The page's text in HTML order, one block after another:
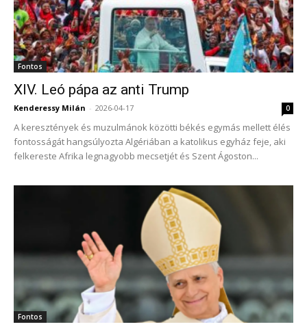
Fontos
XIV. Leó pápa az anti Trump
Kenderessy Milán - 2026-04-17 0
A keresztények és muzulmánok közötti békés egymás mellett élés
fontosságát hangsúlyozta Algériában a katolikus egyház feje, aki
felkereste Afrika legnagyobb mecsetjét és Szent Ágoston...
Fontos